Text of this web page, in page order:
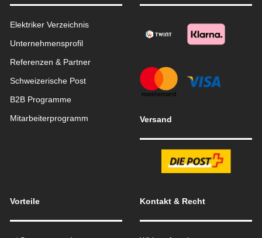
Elektriker Verzeichnis
Unternehmensprofil
Referenzen & Partner
Schweizerische Post
B2B Programme
Mitarbeiterprogramm
Versand
Vorteile Kontakt & Recht